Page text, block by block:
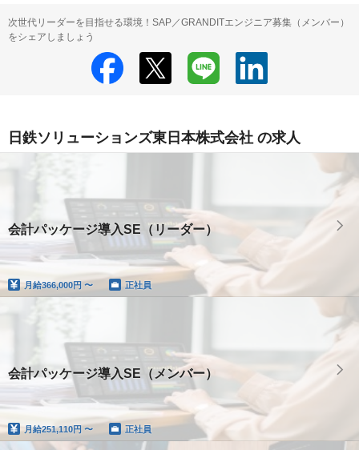
次世代リーダーを目指せる環境！SAP／GRANDITエンジニア募集（メンバー）
をシェアしましょう
日鉄ソリューションズ東日本株式会社 の求人
会計パッケージ導入SE（リーダー）
月給366,000円 〜 正社員
会計パッケージ導入SE（メンバー）
月給251,110円 〜 正社員